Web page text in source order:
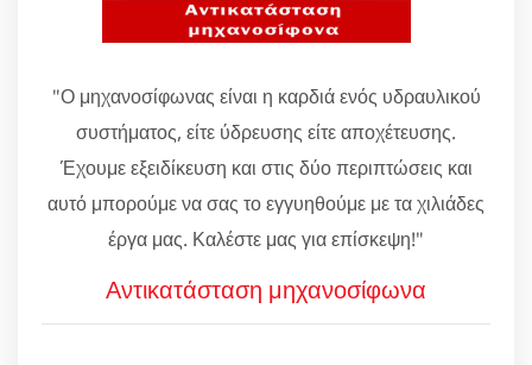
"Ο μηχανοσίφωνας είναι η καρδιά ενός υδραυλικού
συστήματος, είτε ύδρευσης είτε αποχέτευσης.
Έχουμε εξειδίκευση και στις δύο περιπτώσεις και
αυτό μπορούμε να σας το εγγυηθούμε με τα χιλιάδες
έργα μας. Καλέστε μας για επίσκεψη!"
Αντικατάσταση μηχανοσίφωνα